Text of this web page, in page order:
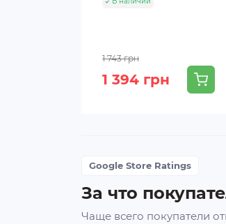
1 743 грн
1 394 грн
Google Store Ratings
За что
Чаще всего покупатели